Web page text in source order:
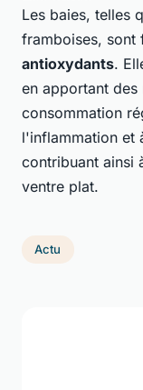
Les baies, telles
framboises, sont
antioxydants.
en apportant des
consommation
l'inflammation et
contribuant ainsi
ventre plat.
Actu